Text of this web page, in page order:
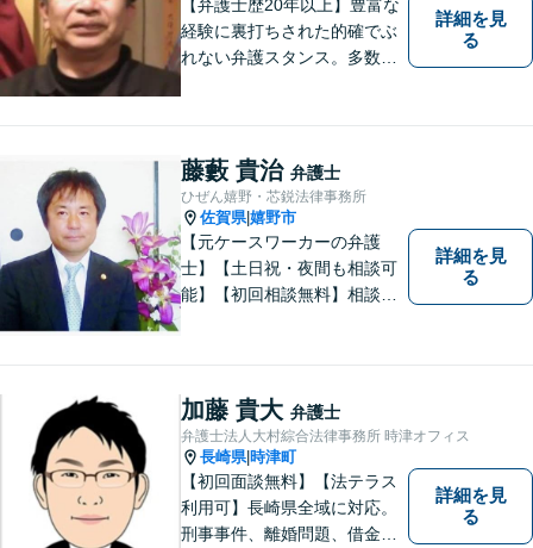
【弁護士歴20年以上】豊富な
経験に裏打ちされた的確でぶ
れない弁護スタンス。多数の
法書士などとも連携しワンス
トップで解決。難事件には他
弁護士と協力も。元調停委
員。
詳細を見
る
藤藪 貴治 弁護士
ひぜん嬉野・芯鋭法律事務所
佐賀県|嬉野市
【元ケースワーカーの弁護
士】【土日祝・夜間も相談可
能】【初回相談無料】相談者
します。相続／離婚・男女問
題／交通事故／債務整理／労
働問題など幅広く対応可能で
す。
詳細を見
る
加藤 貴大 弁護士
弁護士法人大村綜合法律事務所 時津オフィス
長崎県|時津町
【初回面談無料】【法テラス
利用可】長崎県全域に対応。
刑事事件、離婚問題、借金・
詳細を見
る